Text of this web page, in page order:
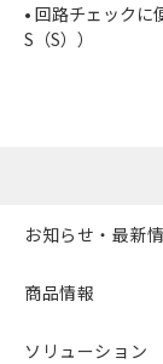
• 回路チェック
S（S））
お知らせ・最新
商品情報
ソリューション